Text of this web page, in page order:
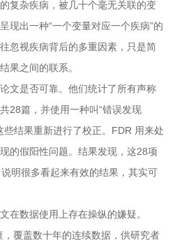
复杂疾病，被几十个毫无关联的变
现出一种“一个变量对应一个疾病”的
忽视疾病背后的多重因素，只是简
果之间的联系。
文是否可靠。他们统计了所有声称
28篇，并使用一种叫“错误发现
些结果重新进行了校正。FDR 用来处
的假阳性问题。结果发现，这28项
明很多看起来有效的结果，其实可
在数据使用上存在操纵的嫌疑。
覆盖数十年的连续数据，供研究者